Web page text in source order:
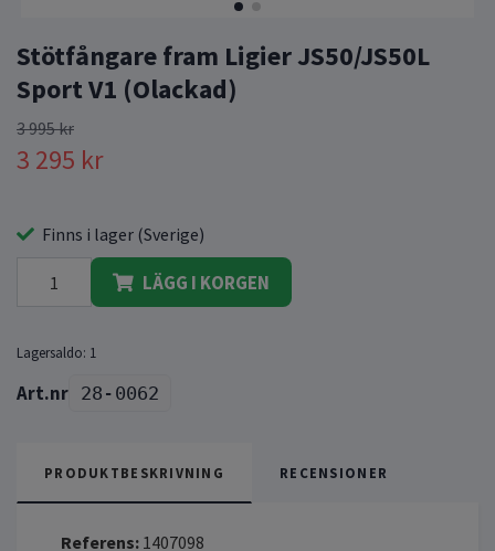
Stötfångare fram Ligier JS50/JS50L
Sport V1 (Olackad)
3 995 kr
3 295 kr
Finns i lager (Sverige)
LÄGG I KORGEN
Lagersaldo: 1
28-0062
PRODUKTBESKRIVNING RECENSIONER
Referens: 1407098